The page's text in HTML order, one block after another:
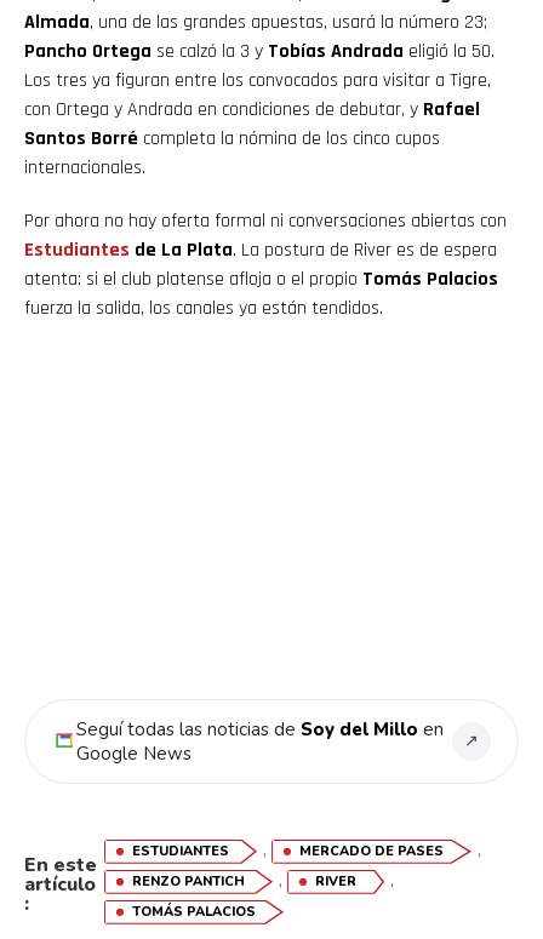
Almada, una de las grandes apuestas, usará la número 23;
Pancho Ortega se calzó la 3 y Tobías Andrada eligió la 50.
Los tres ya figuran entre los convocados para visitar a Tigre,
con Ortega y Andrada en condiciones de debutar, y Rafael
Santos Borré completa la nómina de los cinco cupos
internacionales.
Por ahora no hay oferta formal ni conversaciones abiertas con
Estudiantes de La Plata. La postura de River es de espera
atenta: si el club platense afloja o el propio Tomás Palacios
fuerza la salida, los canales ya están tendidos.
Seguí todas las noticias de Soy del Millo en
Google News
↗
En este
artículo
:
ESTUDIANTES , MERCADO DE PASES ,
RENZO PANTICH , RIVER ,
TOMÁS PALACIOS